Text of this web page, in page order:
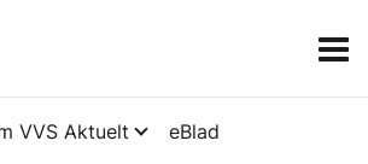
VVS Aktuelt eBlad